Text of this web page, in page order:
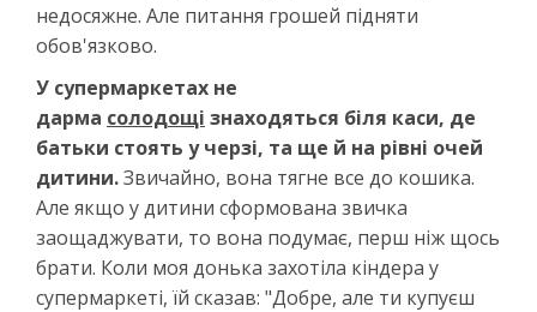
недосяжне. Але питання грошей підняти
обов'язково.
У супермаркетах не
дарма солодощі знаходяться біля каси, де
батьки стоять у черзі, та ще й на рівні очей
дитини.Звичайно, вона тягне все до кошика.
Але якщо у дитини сформована звичка
заощаджувати, то вона подумає, перш ніж щось
брати. Коли моя донька захотіла кіндера у
супермаркеті, їй сказав: "Добре, але ти купуєш